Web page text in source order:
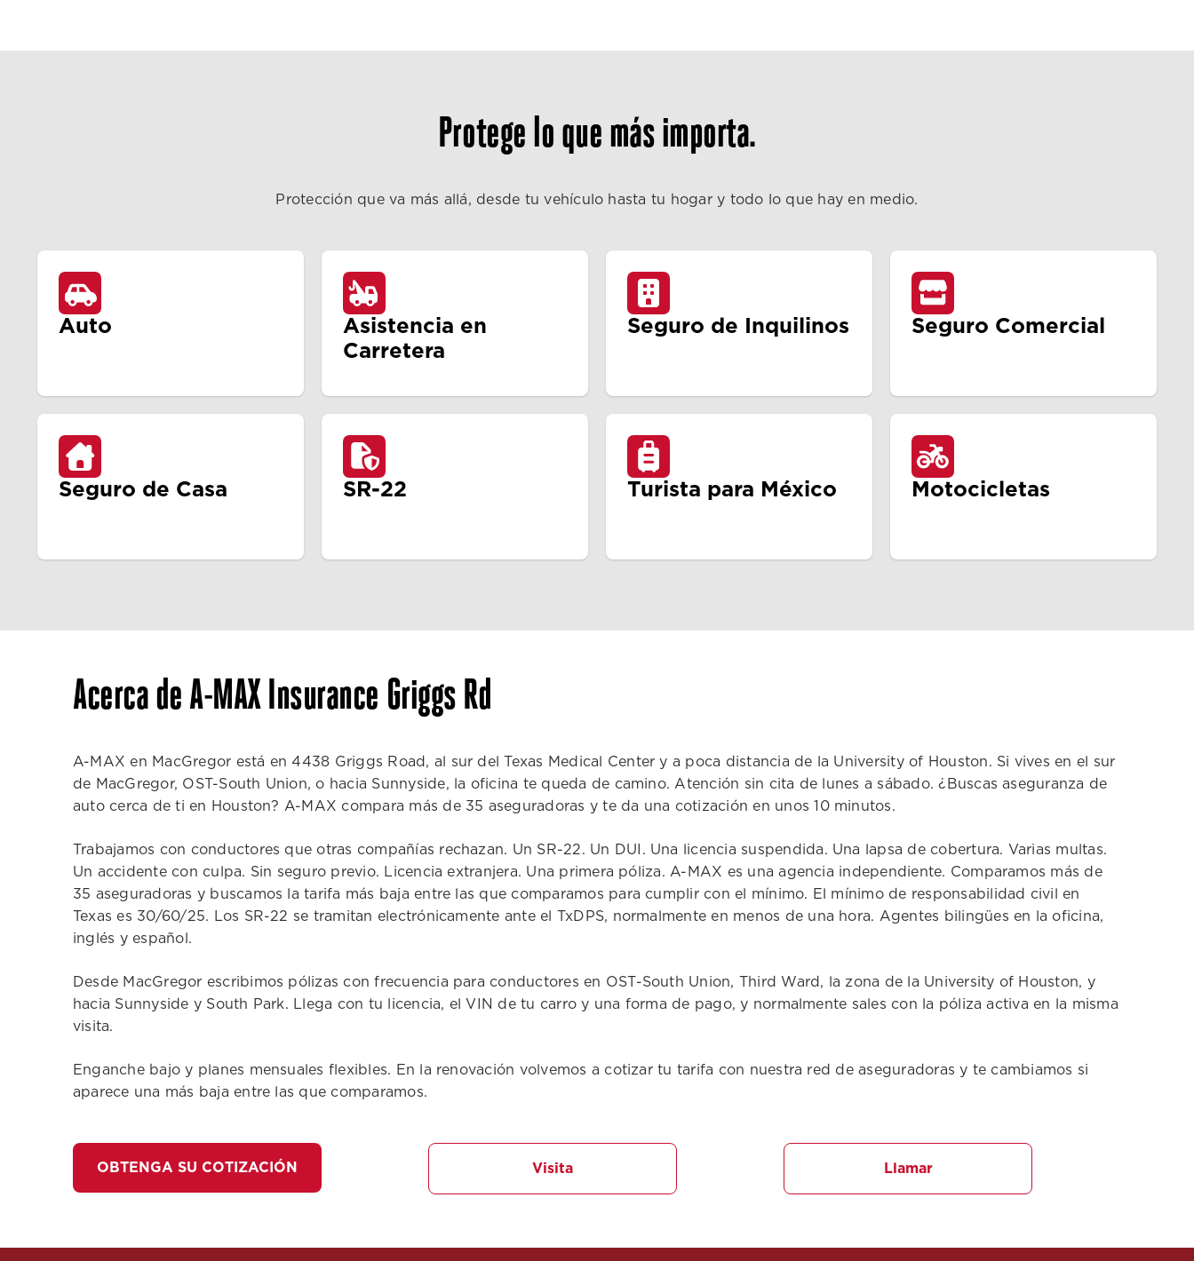
Protege lo que más importa.
Protección que va más allá, desde tu vehículo hasta tu hogar y todo lo que hay en medio.
Auto
Asistencia en
Carretera
Seguro de Inquilinos Seguro Comercial
Seguro de Casa SR-22 Turista para México Motocicletas
Acerca de A-MAX Insurance Griggs Rd
A-MAX en MacGregor está en 4438 Griggs Road, al sur del Texas Medical Center y a poca distancia de la University of Houston. Si vives en el sur
de MacGregor, OST-South Union, o hacia Sunnyside, la oficina te queda de camino. Atención sin cita de lunes a sábado. ¿Buscas aseguranza de
auto cerca de ti en Houston? A-MAX compara más de 35 aseguradoras y te da una cotización en unos 10 minutos.
Trabajamos con conductores que otras compañías rechazan. Un SR-22. Un DUI. Una licencia suspendida. Una lapsa de cobertura. Varias multas.
Un accidente con culpa. Sin seguro previo. Licencia extranjera. Una primera póliza. A-MAX es una agencia independiente. Comparamos más de
35 aseguradoras y buscamos la tarifa más baja entre las que comparamos para cumplir con el mínimo. El mínimo de responsabilidad civil en
Texas es 30/60/25. Los SR-22 se tramitan electrónicamente ante el TxDPS, normalmente en menos de una hora. Agentes bilingües en la oficina,
inglés y español.
Desde MacGregor escribimos pólizas con frecuencia para conductores en OST-South Union, Third Ward, la zona de la University of Houston, y
hacia Sunnyside y South Park. Llega con tu licencia, el VIN de tu carro y una forma de pago, y normalmente sales con la póliza activa en la misma
visita.
Enganche bajo y planes mensuales flexibles. En la renovación volvemos a cotizar tu tarifa con nuestra red de aseguradoras y te cambiamos si
aparece una más baja entre las que comparamos.
OBTENGA SU COTIZACIÓN Visita Llamar